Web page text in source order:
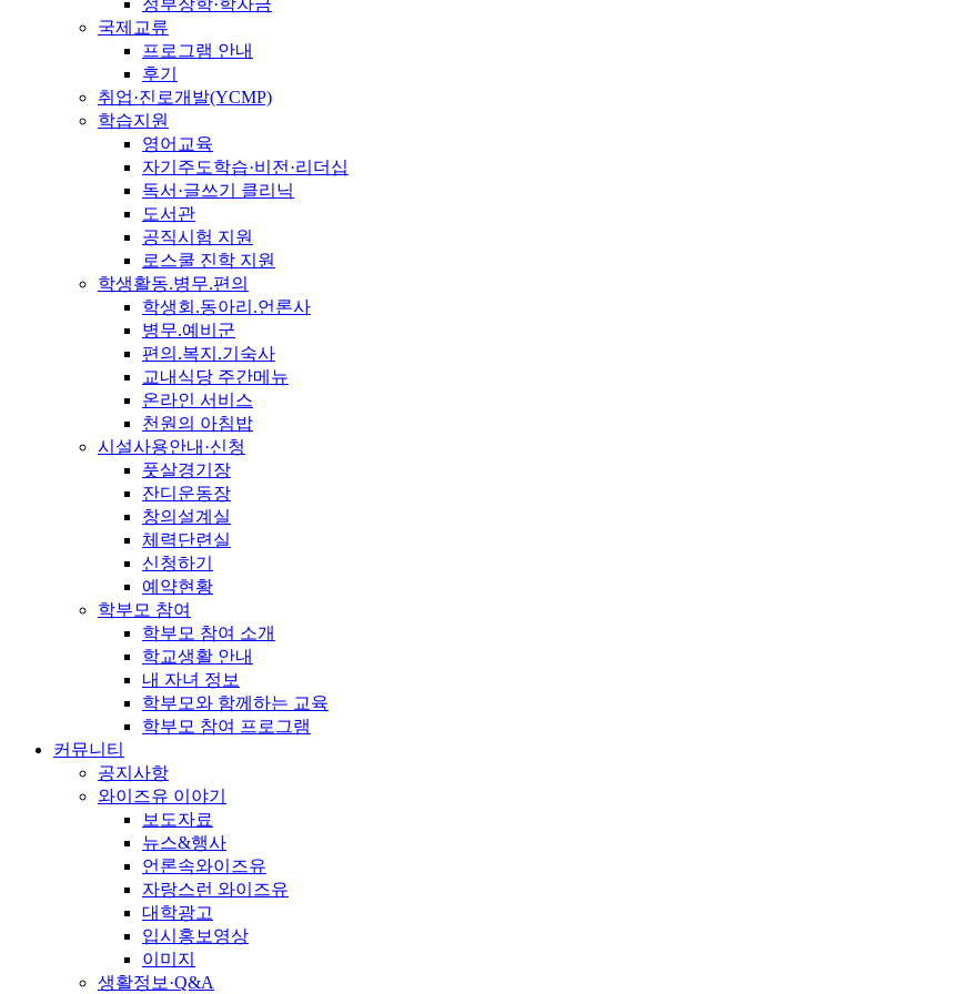
국제교류
프로그램 안내
후기
취업·진로개발(YCMP)
학습지원
영어교육
자기주도학습·비전·리더십
독서·글쓰기 클리닉
도서관
공직시험 지원
로스쿨 진학 지원
학생활동.병무.편의
학생회.동아리.언론사
병무.예비군
편의.복지.기숙사
교내식당 주간메뉴
온라인 서비스
천원의 아침밥
시설사용안내·신청
풋살경기장
잔디운동장
창의설계실
체력단련실
신청하기
예약현황
학부모 참여
학부모 참여 소개
학교생활 안내
내 자녀 정보
학부모와 함께하는 교육
학부모 참여 프로그램
커뮤니티
공지사항
와이즈유 이야기
보도자료
뉴스&행사
언론속와이즈유
자랑스런 와이즈유
대학광고
입시홍보영상
이미지
생활정보·Q&A